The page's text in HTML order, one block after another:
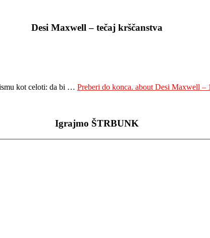
Desi Maxwell – tečaj krščanstva
kot celoti: da bi … Preberi do konca. about Desi Maxwell –
Igrajmo ŠTRBUNK